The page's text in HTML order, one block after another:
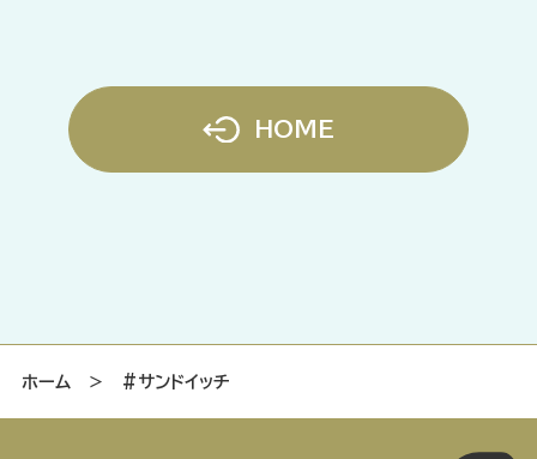
HOME
ホーム ＞ #サンドイッチ